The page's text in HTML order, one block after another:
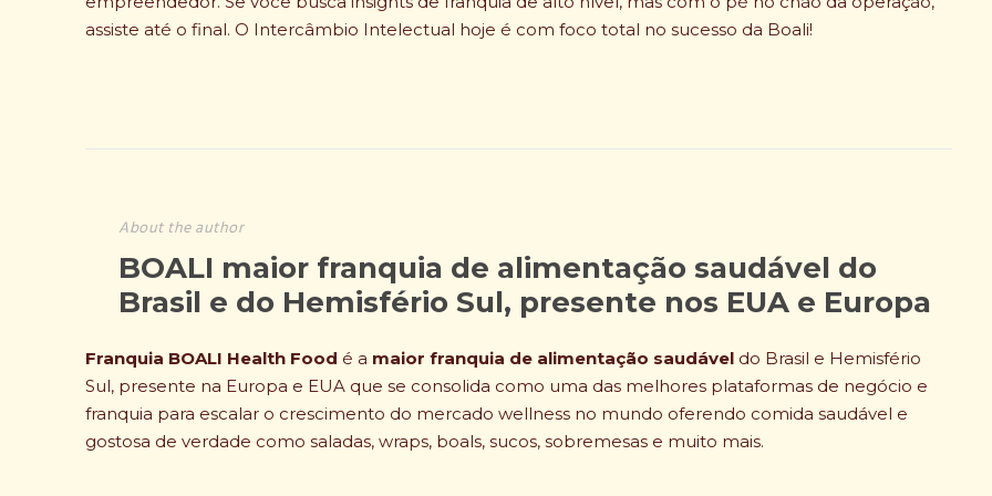
assiste até o final. O Intercâmbio Intelectual hoje é com foco total no sucesso da Boali!
About the author
BOALI maior franquia de alimentação saudável do
Brasil e do Hemisfério Sul, presente nos EUA e Europa
Franquia BOALI Health Food é a maior franquia de alimentação saudável do Brasil e Hemisfério
Sul, presente na Europa e EUA que se consolida como uma das melhores plataformas de negócio e
franquia para escalar o crescimento do mercado wellness no mundo oferendo comida saudável e
gostosa de verdade como saladas, wraps, boals, sucos, sobremesas e muito mais.